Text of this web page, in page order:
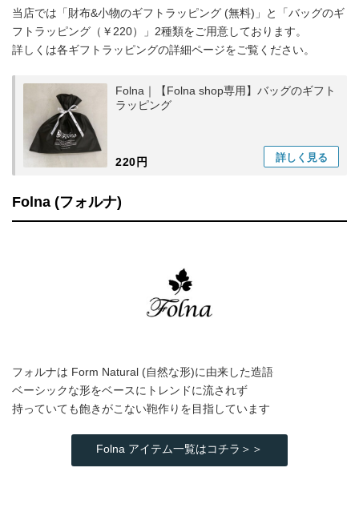
当店では「財布&小物のギフトラッピング (無料)」と「バッグのギ
フトラッピング（￥220）」2種類をご用意しております。
詳しくは各ギフトラッピングの詳細ページをご覧ください。
Folna｜【Folna shop専用】バッグのギフト
ラッピング
220円 詳しく 見る
Folna (フォルナ)
フォルナは Form Natural (自然な形)に由来した造語
ベーシックな形をベースにトレンドに流されず
持っていても飽きがこない鞄作りを目指しています
Folna アイテム一覧はコチラ＞＞